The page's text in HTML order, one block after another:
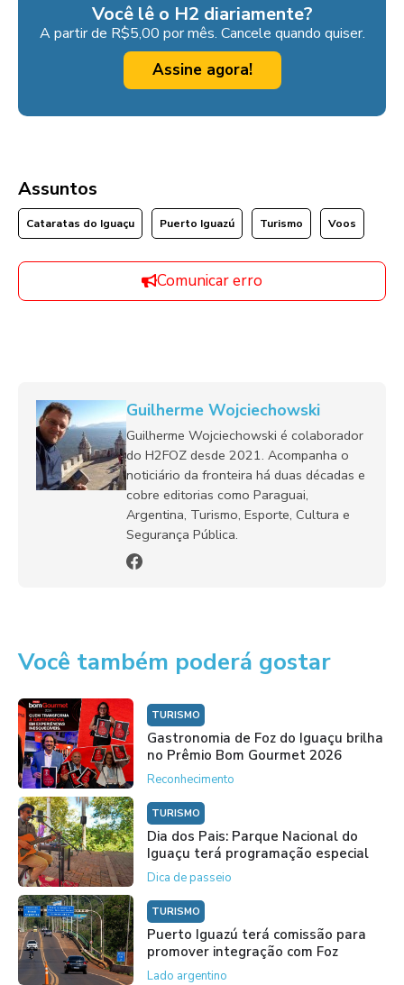
Você lê o H2 diariamente?
A partir de R$5,00 por mês. Cancele quando quiser.
Assine agora!
Assuntos
Cataratas do Iguaçu Puerto Iguazú Turismo Voos
Comunicar erro
Guilherme Wojciechowski
Guilherme Wojciechowski é colaborador
do H2FOZ desde 2021. Acompanha o
noticiário da fronteira há duas décadas e
cobre editorias como Paraguai,
Argentina, Turismo, Esporte, Cultura e
Segurança Pública.
Você também poderá gostar
TURISMO
Gastronomia de Foz do Iguaçu brilha
no Prêmio Bom Gourmet 2026
Reconhecimento
TURISMO
Dia dos Pais: Parque Nacional do
Iguaçu terá programação especial
Dica de passeio
TURISMO
Puerto Iguazú terá comissão para
promover integração com Foz
Lado argentino